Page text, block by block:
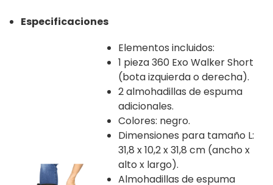
Especificaciones
Elementos incluidos:
1 pieza 360 Exo Walker Short
(bota izquierda o derecha).
2 almohadillas de espuma
adicionales.
Colores: negro.
Dimensiones para tamaño L:
31,8 x 10,2 x 31,8 cm (ancho x
alto x largo).
Almohadillas de espuma